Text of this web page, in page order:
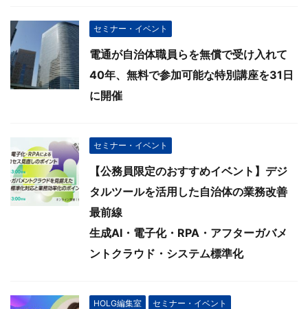
セミナー・イベント
電通が自治体職員らを無償で受け入れて
40年、無料で参加可能な特別講座を31日
に開催
セミナー・イベント
【公務員限定のおすすめイベント】デジ
タルツールを活用した自治体の業務改善
最前線
生成AI・電子化・RPA・アフターガバメ
ントクラウド・システム標準化
HOLG編集室 セミナー・イベント